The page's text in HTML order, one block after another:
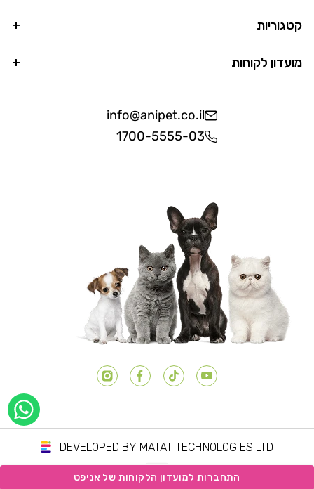
קטגוריות
מועדון לקוחות
info@anipet.co.il
1700-5555-03
יוטיובטיק טוקפייסבוקאינסטגרם
DEVELOPED BY MATAT TECHNOLOGIES LTD